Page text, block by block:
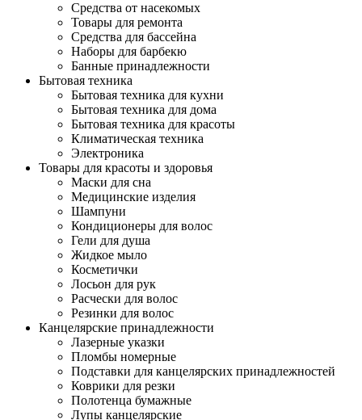
Средства от насекомых
Товары для ремонта
Средства для бассейна
Наборы для барбекю
Банные принадлежности
Бытовая техника
Бытовая техника для кухни
Бытовая техника для дома
Бытовая техника для красоты
Климатическая техника
Электроника
Товары для красоты и здоровья
Маски для сна
Медицинские изделия
Шампуни
Кондиционеры для волос
Гели для душа
Жидкое мыло
Косметички
Лосьон для рук
Расчески для волос
Резинки для волос
Канцелярские принадлежности
Лазерные указки
Пломбы номерные
Подставки для канцелярских принадлежностей
Коврики для резки
Полотенца бумажные
Лупы канцелярские